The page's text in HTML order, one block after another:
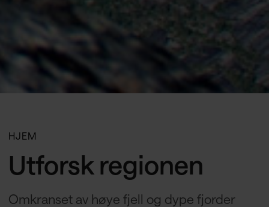
HJEM
Utforsk regionen
Omkranset av høye fjell og dype fjorder